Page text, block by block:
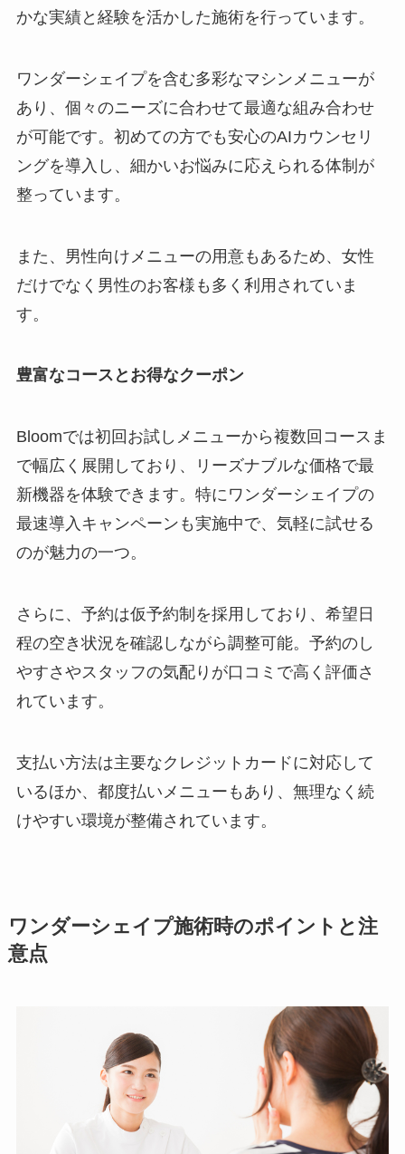
かな実績と経験を活かした施術を行っています。
ワンダーシェイプを含む多彩なマシンメニューが
あり、個々のニーズに合わせて最適な組み合わせ
が可能です。初めての方でも安心のAIカウンセリ
ングを導入し、細かいお悩みに応えられる体制が
整っています。
また、男性向けメニューの用意もあるため、女性
だけでなく男性のお客様も多く利用されていま
す。
豊富なコースとお得なクーポン
Bloomでは初回お試しメニューから複数回コースま
で幅広く展開しており、リーズナブルな価格で最
新機器を体験できます。特にワンダーシェイプの
最速導入キャンペーンも実施中で、気軽に試せる
のが魅力の一つ。
さらに、予約は仮予約制を採用しており、希望日
程の空き状況を確認しながら調整可能。予約のし
やすさやスタッフの気配りが口コミで高く評価さ
れています。
支払い方法は主要なクレジットカードに対応して
いるほか、都度払いメニューもあり、無理なく続
けやすい環境が整備されています。
ワンダーシェイプ施術時のポイントと注
意点